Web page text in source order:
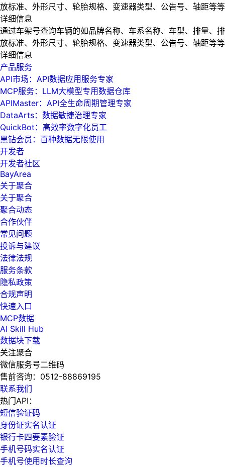
放标准、外形尺寸、轮胎规格、变速器类型、公告号、轴距等等
详细信息
通过车架号查询车辆的如品牌名称、车系名称、车型、排量、排
放标准、外形尺寸、轮胎规格、变速器类型、公告号、轴距等等
详细信息
产品服务
API市场：API数据应用服务专家
MCP服务：LLM大模型专用数据仓库
APIMaster：API全生命周期管理专家
DataArts：数据敏捷治理专家
QuickBot：高效率数字化员工
黑钻会员：百种数据无限使用
开发者
开发者社区
BayArea
关于聚合
关于聚合
聚合动态
合作伙伴
常见问题
投诉与建议
法律法规
服务条款
隐私政策
合规声明
快速入口
MCP数据
AI Skill Hub
数据块下载
关注聚合
微信服务号二维码
售前咨询： 0512-88869195
联系我们
热门API：
短信验证码
身份证实名认证
银行卡四要素验证
手机号码实名认证
手机号使用时长查询